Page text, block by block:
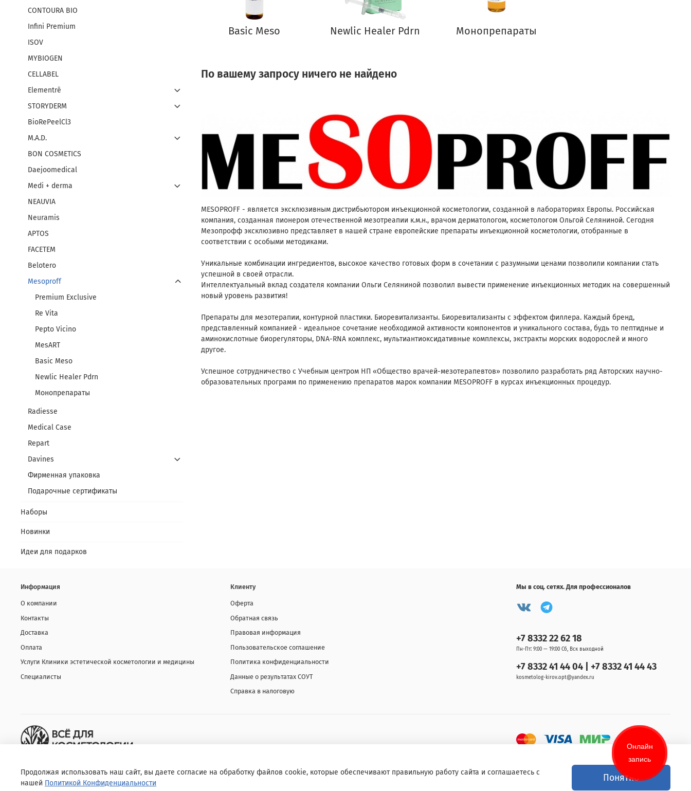
Basic Meso Newlic Healer Pdrn Монопрепараты
По вашему запросу ничего не найдено
MESOPROFF - является эксклюзивным дистрибьютором инъекционной косметологии, созданной в лабораториях Европы. Российская
компания, созданная пионером отечественной мезотреапии к.м.н., врачом дерматологом, косметологом Ольгой Селяниной. Сегодня
Мезопрофф эксклюзивно представляет в нашей стране европейские препараты инъекционной косметологии, отобранные в
соответствии с особыми методиками.
Уникальные комбинации ингредиентов, высокое качество готовых форм в сочетании с разумными ценами позволили компании стать
успешной в своей отрасли.
Интеллектуальный вклад создателя компании Ольги Селяниной позволил вывести применение инъекционных методик на совершенный
новый уровень развития!
Препараты для мезотерапии, контурной пластики. Биоревитализанты. Биоревитализанты с эффектом филлера. Каждый бренд,
представленный компанией - идеальное сочетание необходимой активности компонентов и уникального состава, будь то пептидные и
аминокислотные биорегуляторы, DNA-RNA комплекс, мультиантиоксидативные комплексы, экстракты морских водорослей и много
другое.
Успешное сотрудничество с Учебным центром НП «Общество врачей-мезотерапевтов» позволило разработать ряд Авторских научно-
образовательных программ по применению препаратов марок компании MESOPROFF в курсах инъекционных процедур.
CONTOURA BIO
Infini Premium
ISOV
MYBIOGEN
CELLABEL
Elementrē
STORYDERM
BioRePeelCl3
M.A.D.
BON СOSMETICS
Daejoomedical
Medi + derma
NEAUVIA
Neuramis
APTOS
FACETEM
Belotero
Mesoproff
Premium Exclusive
Re Vita
Pepto Vicino
MesART
Basic Meso
Newlic Healer Pdrn
Монопрепараты
Radiesse
Medical Case
Repart
Davines
Фирменная упаковка
Подарочные сертификаты
Наборы
Новинки
Идеи для подарков
Информация
О компании
Контакты
Доставка
Оплата
Услуги Клиники эстетической косметологии и медицины
Специалисты
Клиенту
Оферта
Обратная связь
Правовая информация
Пользовательское соглашение
Политика конфиденциальности
Данные о результатах СОУТ
Справка в налоговую
Мы в соц. сетях. Для профессионалов
+7 8332 22 62 18
Пн-Пт: 9:00 — 19:00 Сб, Вск выходной
+7 8332 41 44 04 | +7 8332 41 44 43
kosmetolog-kirov.opt@yandex.ru
© 2020 Любое использование контента без письменного разрешения запрещено
Продолжая использовать наш сайт, вы даете согласие на обработку файлов cookie, которые обеспечивают правильную работу сайта и соглашаетесь с
нашей Политикой Конфиденциальности Понятно
Онлайн
запись